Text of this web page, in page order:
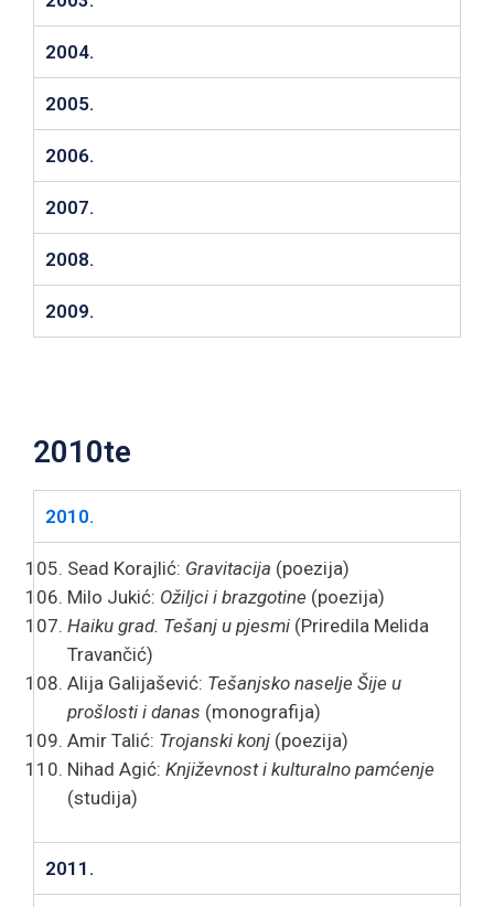
2004.
2005.
2006.
2007.
2008.
2009.
2010te
2010.
Sead Korajlić: Gravitacija (poezija)
Milo Jukić: Ožiljci i brazgotine (poezija)
Haiku grad. Tešanj u pjesmi (Priredila Melida
Travančić)
Alija Galijašević: Tešanjsko naselje Šije u
prošlosti i danas (monografija)
Amir Talić: Trojanski konj (poezija)
Nihad Agić: Književnost i kulturalno pamćenje
(studija)
2011.